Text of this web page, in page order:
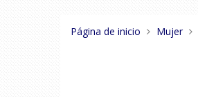
Estas
Página de inicio Mujer